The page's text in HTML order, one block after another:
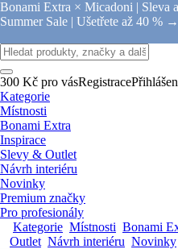
Bonami Extra × Micadoni | Sleva
Summer Sale | Ušetřete až 40 % →
300 Kč pro vásRegistrace
Kategorie
Místnosti
Bonami Extra
Inspirace
Slevy & Outlet
Návrh interiéru
Novinky
Premium značky
Pro profesionály
Kategorie Místnosti Bonami
Outlet Návrh interiéru Novinky